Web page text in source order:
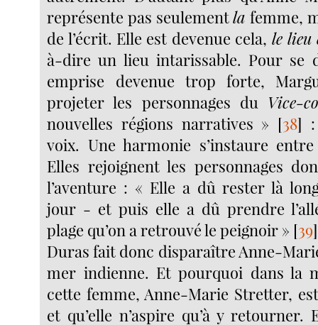
représente pas seulementla femme,
de l’écrit. Elle est devenue cela, le lieu
à-dire un lieu intarissable. Pour se
emprise devenue trop forte,
projeter les personnages du Vice-
nouvelles régions narratives » [38]
voix. Une harmonie s’instaure
Elles rejoignent les personnages
l’aventure : « Elle a dû rester là
jour - et puis elle a dû prendre
plage qu’on a retrouvé le peignoir » [39]
Duras fait donc disparaître Anne-
mer indienne. Et pourquoi dans la
cette femme, Anne-Marie Stretter,
et qu’elle n’aspire qu’à y